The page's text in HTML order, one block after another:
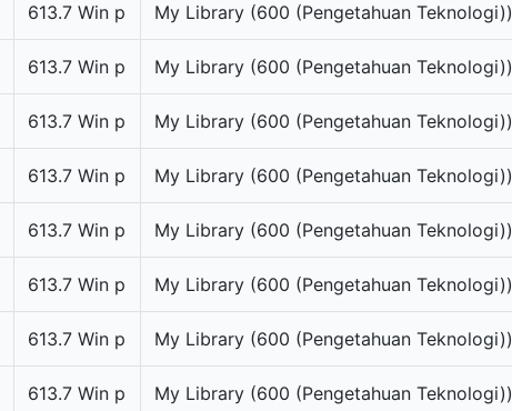
613.7 Win p My Library (600 (Pengetahuan Teknologi))
613.7 Win p My Library (600 (Pengetahuan Teknologi))
613.7 Win p My Library (600 (Pengetahuan Teknologi))
613.7 Win p My Library (600 (Pengetahuan Teknologi))
613.7 Win p My Library (600 (Pengetahuan Teknologi))
613.7 Win p My Library (600 (Pengetahuan Teknologi))
613.7 Win p My Library (600 (Pengetahuan Teknologi))
613.7 Win p My Library (600 (Pengetahuan Teknologi))